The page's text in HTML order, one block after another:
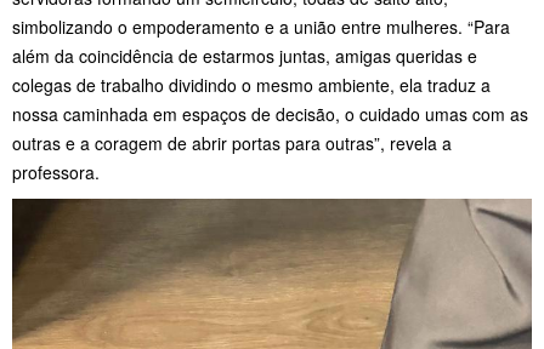
simbolizando o empoderamento e a união entre mulheres. “Para
além da coincidência de estarmos juntas, amigas queridas e
colegas de trabalho dividindo o mesmo ambiente, ela traduz a
nossa caminhada em espaços de decisão, o cuidado umas com as
outras e a coragem de abrir portas para outras”, revela a
professora.